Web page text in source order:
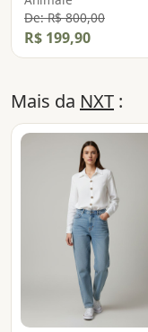
De: R$ 800,00
R$ 199,90
Mais da NXT :